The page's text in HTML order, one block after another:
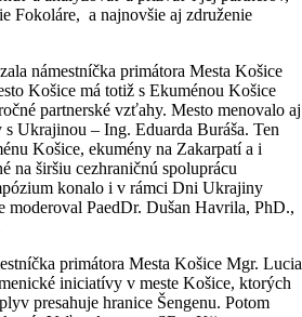
Fokoláre, a najnovšie aj združenie
námestníčka primátora Mesta Košice
Košice má totiž s Ekuménou Košice
partnerské vzťahy. Mesto menovalo aj
Ukrajinou – Ing. Eduarda Buráša. Ten
Košice, ekumény na Zakarpatí a i
na širšiu cezhraničnú spoluprácu
konalo i v rámci Dni Ukrajiny
moderoval PaedDr. Dušan Havrila, PhD.,
primátora Mesta Košice Mgr. Lucia
iniciatívy v meste Košice, ktorých
presahuje hranice Šengenu. Potom